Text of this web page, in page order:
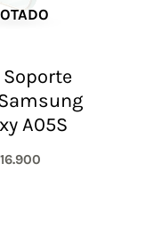
Soporte
A05S
16.900